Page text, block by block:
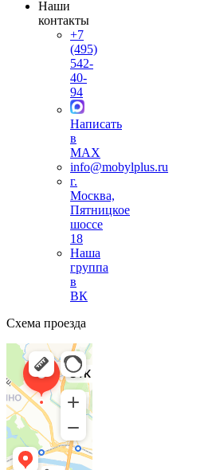
Наши
контакты
+7
(495)
542-
40-
94
Написать
в
MAX
info@mobylplus.ru
г.
Москва,
Пятницкое
шоссе
18
Наша
группа
в
ВК
Схема проезда